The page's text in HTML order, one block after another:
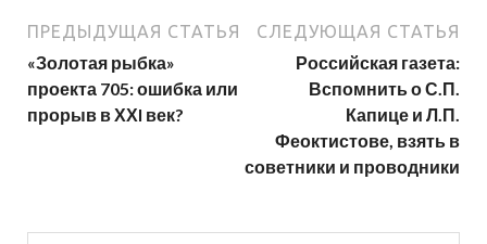
ПРЕДЫДУЩАЯ СТАТЬЯ
«Золотая рыбка»
проекта 705: ошибка или
прорыв в ХХI век?
СЛЕДУЮЩАЯ СТАТЬЯ
Российская газета:
Вспомнить о С.П.
Капице и Л.П.
Феоктистове, взять в
советники и проводники